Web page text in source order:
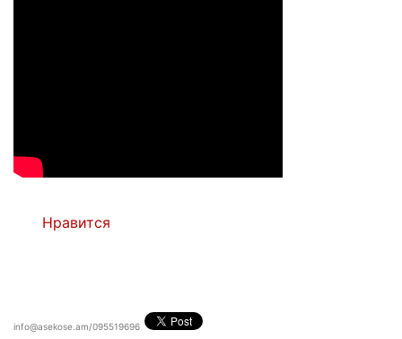
Нравится
info@asekose.am/095519696